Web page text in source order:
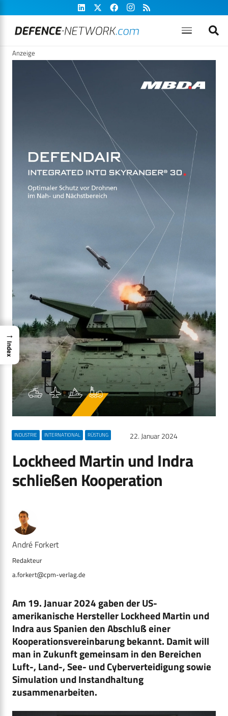
Anzeige
INDUSTRIE INTERNATIONAL RÜSTUNG 22. Januar 2024
Lockheed Martin und Indra
schließen Kooperation
André Forkert
a.forkert@cpm-verlag.de
Am 19. Januar 2024 gaben der US-
amerikanische Hersteller Lockheed Martin und
Indra aus Spanien den Abschluß einer
Kooperationsvereinbarung bekannt. Damit will
man in Zukunft gemeinsam in den Bereichen
Luft-, Land-, See- und Cyberverteidigung sowie
Simulation und Instandhaltung
zusammenarbeiten.
→
Index